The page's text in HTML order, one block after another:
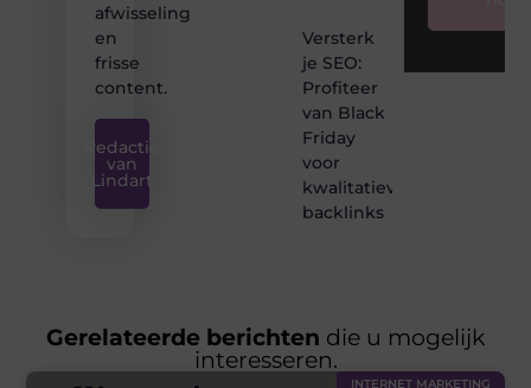
afwisseling
en
frisse
content.
Redactie
van
Lindart
Versterk
je SEO:
Profiteer
van Black
Friday
voor
kwalitatieve
backlinks
Gerelateerde berichten die u mogelijk
interesseren.
INTERNET MARKETING